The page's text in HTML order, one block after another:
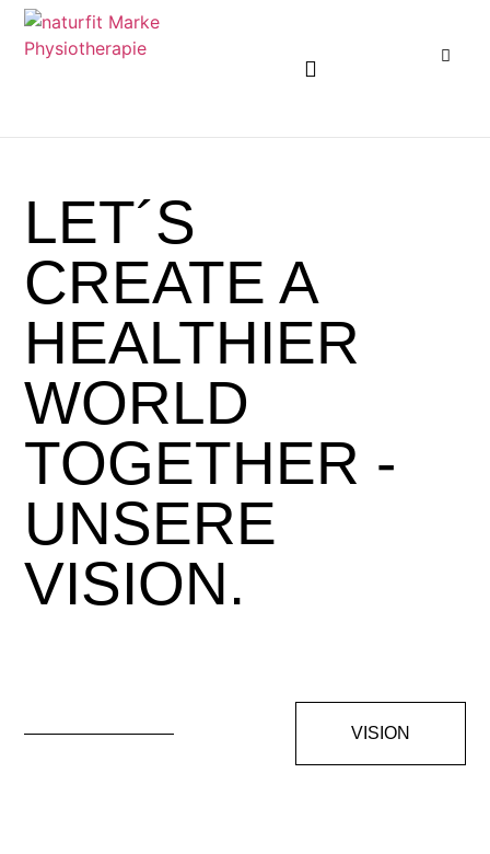
LET´S
CREATE A
HEALTHIER
WORLD
TOGETHER -
UNSERE
VISION.
VISION